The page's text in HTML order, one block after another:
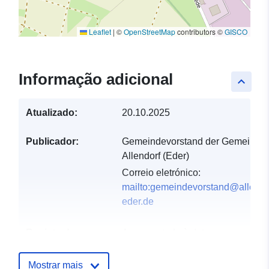
Leaflet | ©OpenStreetMapcontributors ©GISCO
keyboard_arrow_up
Informação adicional
Atualizado: 20.10.2025
Publicador:
Gemeindevorstand der Gemeinde
Allendorf (Eder)
Correio eletrónico:
eder.de
Mostrar mais